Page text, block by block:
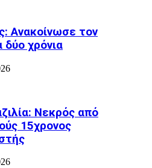
Ανακοίνωσε τον
δύο χρόνια
Νεκρός από
15χρονος